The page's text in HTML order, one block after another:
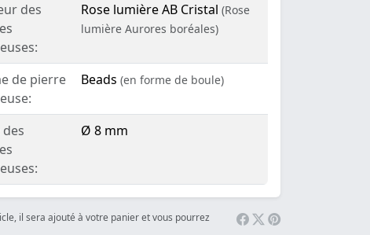
des
Rose lumière AB Cristal (Rose
lumière Aurores boréales)
de pierre
Beads (en forme de boule)
des
Ø 8 mm
il sera ajouté à votre panier et vous pourrez